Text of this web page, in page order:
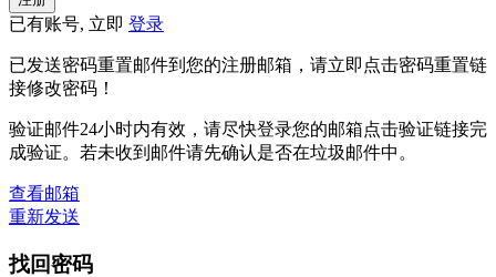
已有账号, 立即 登录
已发送密码重置邮件到您的注册邮箱，请立即点击密码重置链
接修改密码！
验证邮件24小时内有效，请尽快登录您的邮箱点击验证链接完
成验证。若未收到邮件请先确认是否在垃圾邮件中。
查看邮箱
重新发送
找回密码